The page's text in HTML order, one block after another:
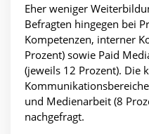
Eher weniger
Befragten hingegen bei
Kompetenzen, interner
Prozent) sowie Paid
(jeweils 12 Prozent). Die
und Medienarbeit (8
nachgefragt.